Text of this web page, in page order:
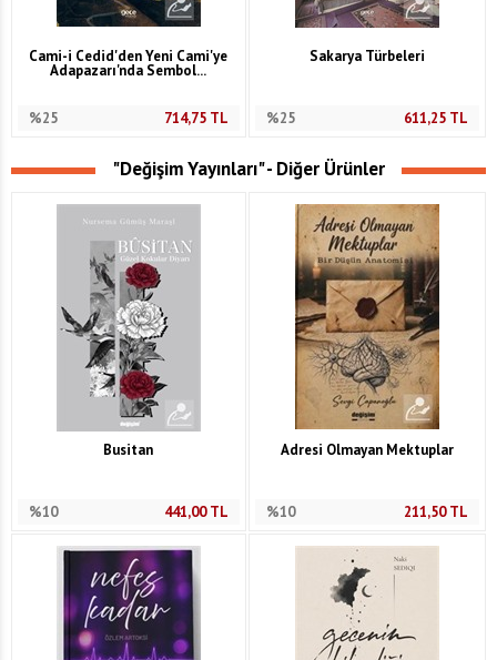
Cami-i Cedid'den Yeni Cami'ye
Adapazarı'nda Sembol...
%25 714,75TL
Sakarya Türbeleri
%25 611,25 TL
"Değişim Yayınları" - Diğer Ürünler
Busitan
%10 441,00TL
Adresi Olmayan Mektuplar
%10 211,50TL